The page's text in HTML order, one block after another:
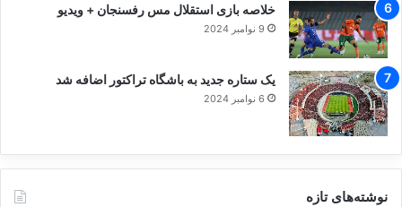
خلاصه بازی استقلال مس رفسنجان + ویدیو
9 نوامبر 2024
یک ستاره جدید به باشگاه تراکتور اضافه شد
6 نوامبر 2024
نوشته‌های تازه